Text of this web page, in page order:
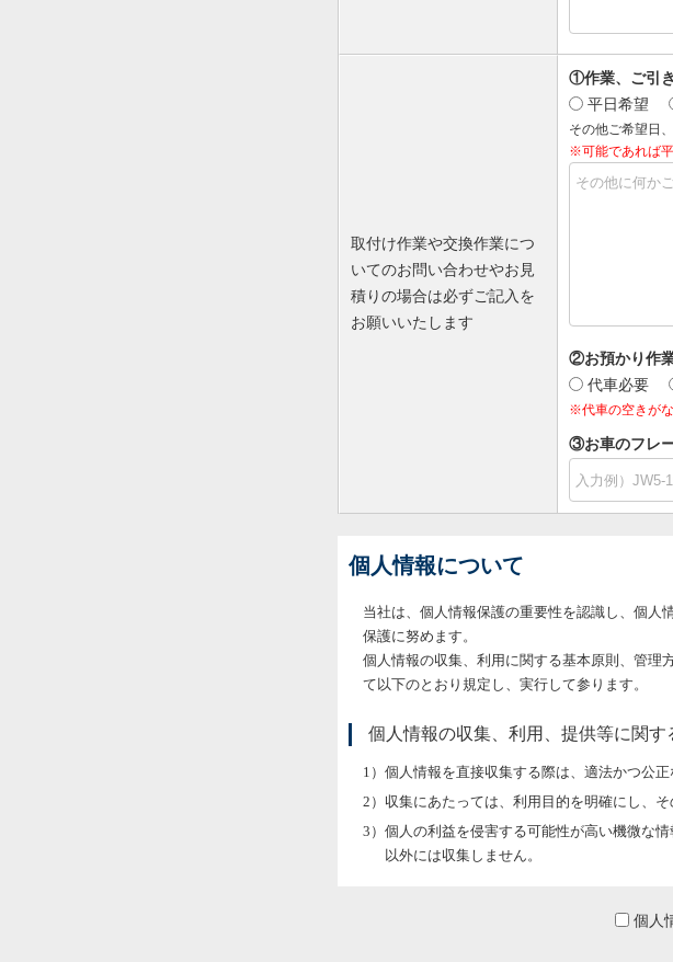
取付け作業や交換作業につ
いてのお問い合わせやお見
積りの場合は必ずご記入を
お願いいたします
①作業、ご引
平日希望
その他ご希望日
※可能であれば
②お預かり作
代車必要
※代車の空きが
③お車のフレ
個人情報について
当社は、個人情報保護の重要性を認識し、個人
保護に努めます。
個人情報の収集、利用に関する基本原則、管理
て以下のとおり規定し、実行して参ります。
個人情報の収集、利用、提供等に関す
個人情報を直接収集する際は、適法かつ公
収集にあたっては、利用目的を明確にし、
個人の利益を侵害する可能性が高い機微な
以外には収集しません。
持、再委託に関する事項、事故時の責任分
個人